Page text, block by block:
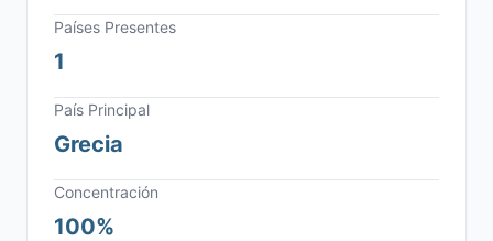
Países Presentes
1
País Principal
Grecia
Concentración
100%